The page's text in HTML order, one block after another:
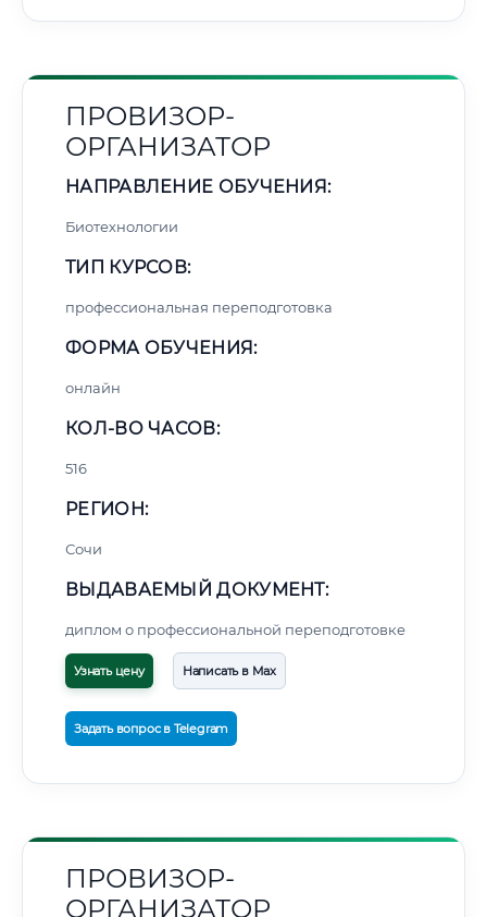
ПРОВИЗОР-
ОРГАНИЗАТОР
НАПРАВЛЕНИЕ ОБУЧЕНИЯ:
Биотехнологии
ТИП КУРСОВ:
профессиональная переподготовка
ФОРМА ОБУЧЕНИЯ:
онлайн
КОЛ-ВО ЧАСОВ:
516
РЕГИОН:
Сочи
ВЫДАВАЕМЫЙ ДОКУМЕНТ:
диплом о профессиональной переподготовке
Узнать цену Написать в Max
Задать вопрос в Telegram
ПРОВИЗОР-
ОРГАНИЗАТОР